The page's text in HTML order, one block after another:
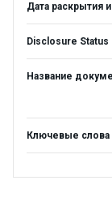
Дата раскрытия
Disclosure Status
Название
Ключевые слова